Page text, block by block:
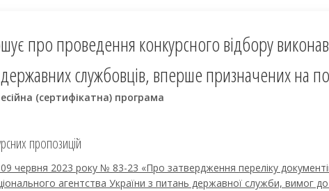
про проведення конкурсного відбору
державних службовців, вперше призначених на
(сертифікатна) програма
пропозицій
червня 2023 року № 83-23 «Про затвердження переліку
агентства України з питань державної служби, вимог до